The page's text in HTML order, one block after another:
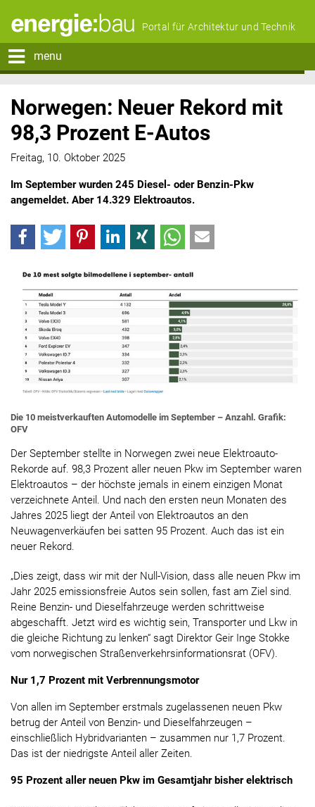
Portal für Architektur und Technik
menu
Norwegen: Neuer Rekord mit
98,3 Prozent E-Autos
Freitag, 10. Oktober 2025
Im September wurden 245 Diesel- oder Benzin-Pkw
angemeldet. Aber 14.329 Elektroautos.
Die 10 meistverkauften Automodelle im September – Anzahl. Grafik:
OFV
Der September stellte in Norwegen zwei neue Elektroauto-
Rekorde auf. 98,3 Prozent aller neuen Pkw im September waren
Elektroautos – der höchste jemals in einem einzigen Monat
verzeichnete Anteil. Und nach den ersten neun Monaten des
Jahres 2025 liegt der Anteil von Elektroautos an den
Neuwagenverkäufen bei satten 95 Prozent. Auch das ist ein
neuer Rekord.
„Dies zeigt, dass wir mit der Null-Vision, dass alle neuen Pkw im
Jahr 2025 emissionsfreie Autos sein sollen, fast am Ziel sind.
Reine Benzin- und Dieselfahrzeuge werden schrittweise
abgeschafft. Jetzt wird es wichtig sein, Transporter und Lkw in
die gleiche Richtung zu lenken“ sagt Direktor Geir Inge Stokke
vom norwegischen Straßenverkehrsinformationsrat (OFV).
Nur 1,7 Prozent mit Verbrennungsmotor
Von allen im September erstmals zugelassenen neuen Pkw
betrug der Anteil von Benzin- und Dieselfahrzeugen –
einschließlich Hybridvarianten – zusammen nur 1,7 Prozent.
Das ist der niedrigste Anteil aller Zeiten.
95 Prozent aller neuen Pkw im Gesamtjahr bisher elektrisch